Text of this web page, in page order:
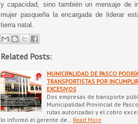
y capacidad, sino también un mensaje de
mujer pasqueña la encargada de liderar
tierra natal.
Related Posts:
MUNICIPALIDAD DE PASCO
TRANSPORTISTAS POR
EXCESIVOS
Dos empresas de transporte
Municipalidad Provincial de
rutas autorizadas y el cobro
lo informó el gerente de…
Read More